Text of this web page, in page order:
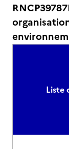
Liste